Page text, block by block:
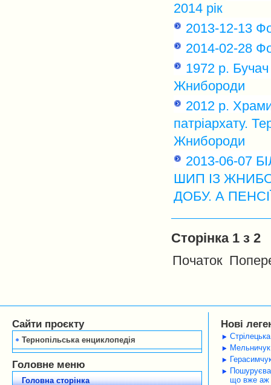
2014 рік
2013-12-13
2014-02-28
1972 р. Бучач
Жнибороди
2012 р. Храми
патріархату.
Жнибороди
2013-06-07
ШИП ІЗ
ДОБУ. А
Сторінка 1 з 2
Початок
Сайти проєкту
Тернопільська енциклопедія
Головне меню
Головна сторінка
Нові
Мельничук
що вже аж